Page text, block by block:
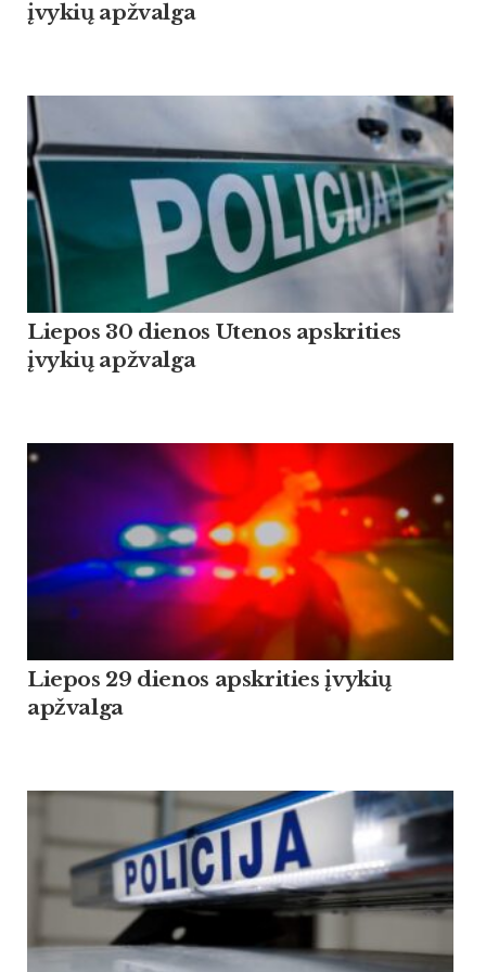
įvykių apžvalga
Liepos 30 dienos Utenos apskrities
įvykių apžvalga
Liepos 29 dienos apskrities įvykių
apžvalga